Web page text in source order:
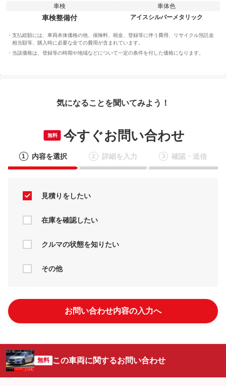
車検
車検整備付
車体色
アイスシルバーメタリック
支払総額には、車両本体価格の他、保険料、税金、登録等に伴う費用、リサイクル預託金
相当額等、購入時に必要な全ての費用が含まれています。
当該価格は、登録等の時期や地域などについて一定の条件を付した価格になります。
気になることを聞いてみよう！
無料 今すぐお問い合わせ
1 内容を選択 2 詳細を入力 3 確認・送信
見積りをしたい
在庫を確認したい
クルマの状態を知りたい
その他
お問い合わせ内容の入力へ
無料 この車両に関するお問い合わせ